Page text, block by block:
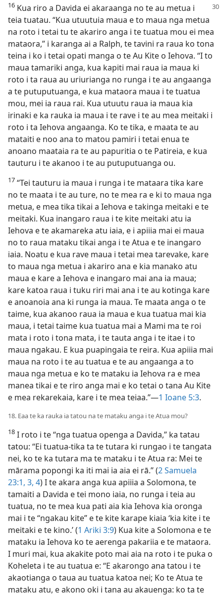
16 Kua riro a Davida ei akaraanga no te au metua i
teia tuatau. “Kua utuutuia maua e to maua nga metua
na roto i tetai tu te akariro anga i te tuatua mou ei mea
mataora,” i karanga ai a Ralph, te tavini ra raua ko tona
teina i ko i tetai opati manga o te Au Kite o Iehova. “I to
maua tamariki anga, kua kapiti mai raua ia maua ki
roto i ta raua au uriurianga no runga i te au angaanga
a te putuputuanga, e kua mataora maua i te tuatua
mou, mei ia raua rai. Kua utuutu raua ia maua kia
irinaki e ka rauka ia maua i te rave i te au mea meitaki i
roto i ta Iehova angaanga. Ko te tika, e maata te au
mataiti e noo ana to matou pamiri i tetai enua te
anoano maataia ra te au papuritia o te Patireia, e kua
tauturu i te akanoo i te au putuputuanga ou.
17 “Tei tauturu ia maua i runga i te mataara tika kare
no te maata i te au ture, no te mea ra e ki to maua nga
metua, e mea tika tikai a Iehova e takinga meitaki e te
meitaki. Kua inangaro raua i te kite meitaki atu ia
Iehova e te akamareka atu iaia, e i apiiia mai ei maua
no to raua mataku tikai anga i te Atua e te inangaro
iaia. Noatu e kua rave maua i tetai mea tarevake, kare
to maua nga metua i akariro ana e kia manako atu
maua e kare a Iehova e inangaro mai ana ia maua;
kare katoa raua i tuku riri mai ana i te au kotinga kare
e anoanoia ana ki runga ia maua. Te maata anga o te
taime, kua akanoo raua ia maua e kua tuatua mai kia
maua, i tetai taime kua tuatua mai a Mami ma te roi
mata i roto i tona mata, i te tauta anga i te itae i to
maua ngakau. E kua puapingaia te reira. Kua apiiia mai
maua na roto i te au tuatua e te au angaanga a to
maua nga metua e ko te mataku ia Iehova ra e mea
manea tikai e te riro anga mai e ko tetai o tana Au Kite
e mea rekarekaia, kare i te mea teiaa.”​—1 Ioane 5:3.
18. Eaa te ka rauka ia tatou na te mataku anga i te Atua mou?
18 I roto i te “nga tuatua openga a Davida,” ka tatau
tatou: “Ei tuatua-tika ta te tutara ki rungao i te tangata
nei, ko te ka tutara ma te mataku i te Atua ra: Mei te
mārama popongi ka iti mai ia aia ei rā.” (2 Samuela
23:1, 3, 4) I te akara anga kua apiiia a Solomona, te
tamaiti a Davida e tei mono iaia, no runga i teia au
tuatua, no te mea kua pati aia kia Iehova kia oronga
mai i te “ngakau kite” e te kite karape kiaia ‘kia kite i te
meitaki e te kino.’ (1 Ariki 3:9) Kua kite a Solomona e te
mataku ia Iehova ko te aerenga pakariia e te mataora.
I muri mai, kua akakite poto mai aia na roto i te puka o
Koheleta i te au tuatua e: “E akarongo ana tatou i te
akaotianga o taua au tuatua katoa nei; Ko te Atua te
mataku atu, e akono oki i tana au akauenga: ko ta te